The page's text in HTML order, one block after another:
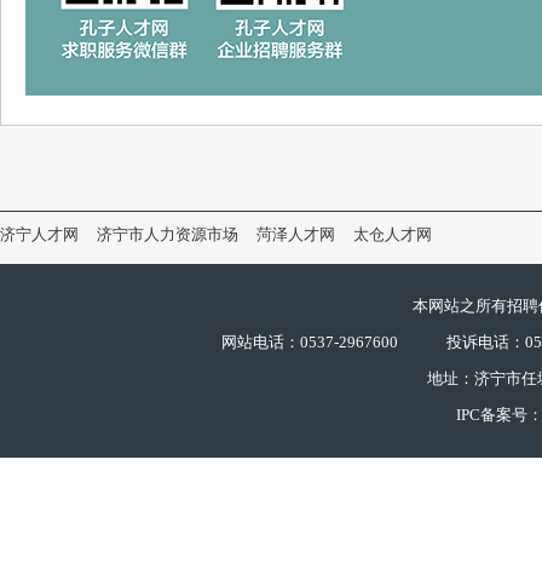
济宁人才网 济宁市人力资源市场 菏泽人才网 太仓人才网
本网站之所有招
网站电话：0537-2967600
投诉电话：
地址：济宁市任
IPC备案号